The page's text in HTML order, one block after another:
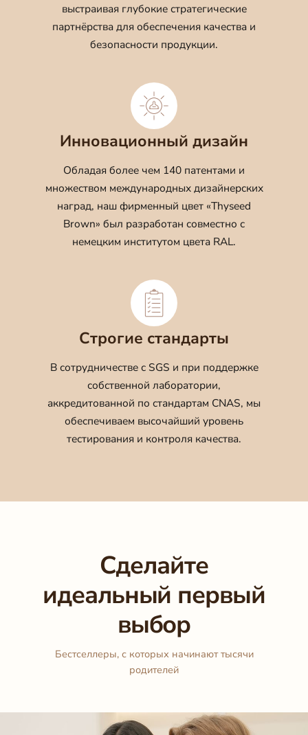
выстраивая глубокие стратегические
партнёрства для обеспечения качества и
безопасности продукции.
Инновационный дизайн
Обладая более чем 140 патентами и
множеством международных дизайнерских
наград, наш фирменный цвет «Thyseed
Brown» был разработан совместно с
немецким институтом цвета RAL.
Строгие стандарты
В сотрудничестве с SGS и при поддержке
собственной лаборатории,
аккредитованной по стандартам CNAS, мы
обеспечиваем высочайший уровень
тестирования и контроля качества.
Сделайте
идеальный первый
выбор
Бестселлеры, с которых начинают тысячи
родителей